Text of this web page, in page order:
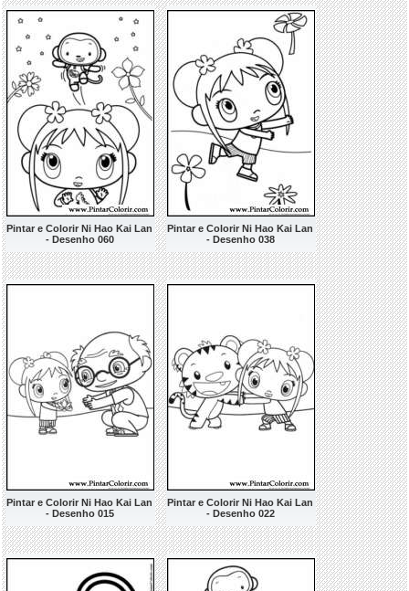
Pintar e Colorir Ni Hao Kai Lan
- Desenho 060
Pintar e Colorir Ni Hao Kai Lan
- Desenho 038
Pintar e Colorir Ni Hao Kai Lan
- Desenho 015
Pintar e Colorir Ni Hao Kai Lan
- Desenho 022